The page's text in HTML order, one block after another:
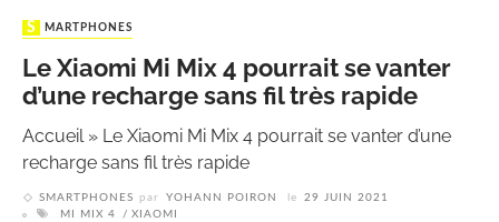
SMARTPHONES
Le Xiaomi Mi Mix 4 pourrait se vanter
d’une recharge sans fil très rapide
Accueil» Le Xiaomi Mi Mix 4 pourrait se vanter d’une
recharge sans fil très rapide
SMARTPHONES par YOHANN POIRON le
29 JUIN 2021
MI MIX 4
XIAOMI